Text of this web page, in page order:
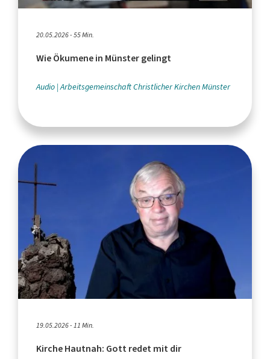
20.05.2026 - 55 Min.
Wie Ökumene in Münster gelingt
Audio Arbeitsgemeinschaft Christlicher Kirchen Münster
19.05.2026 - 11 Min.
Kirche Hautnah: Gott redet mit dir